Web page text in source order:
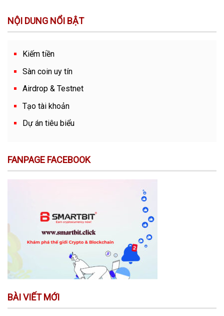
NỘI DUNG NỔI BẬT
Kiếm tiền
Sàn coin uy tín
Airdrop & Testnet
Tạo tài khoản
Dự án tiêu biểu
FANPAGE FACEBOOK
BÀI VIẾT MỚI